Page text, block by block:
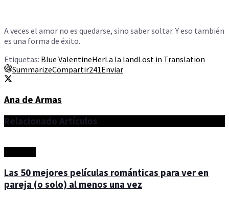
A veces el amor no es quedarse, sino saber soltar. Y eso también
es una forma de éxito.
Etiquetas: Blue ValentineHerLa la landLost in Translation
SummarizeCompartir241Enviar
Ana de Armas
Relacionado Artículos
Las 50 mejores películas románticas para ver en
pareja (o solo) al menos una vez